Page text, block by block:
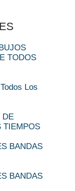
TODOS
Los
DE
TIEMPOS
BANDAS
BANDAS